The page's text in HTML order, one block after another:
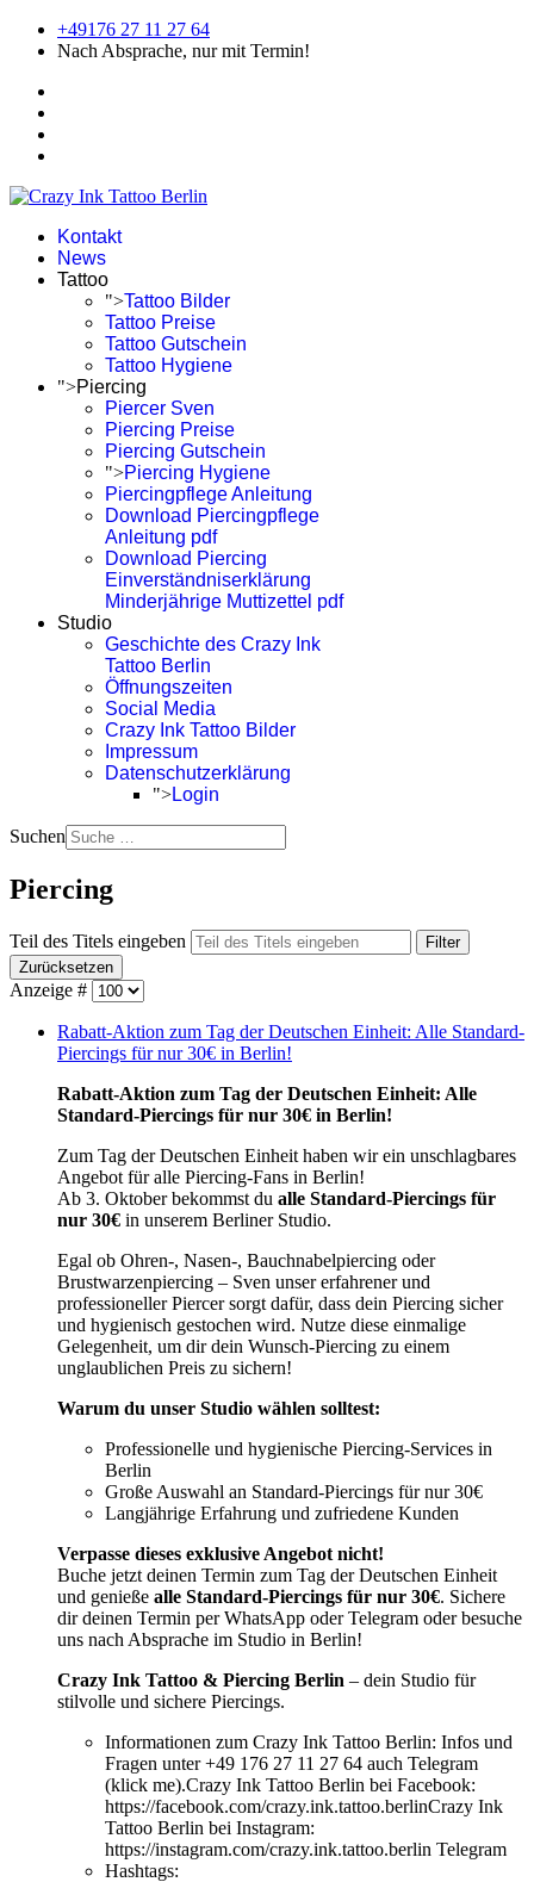
+49176 27 11 27 64
Nach Absprache, nur mit Termin!
Kontakt
News
Tattoo
">Tattoo Bilder
Tattoo Preise
Tattoo Gutschein
Tattoo Hygiene
">Piercing
Piercer Sven
Piercing Preise
Piercing Gutschein
">Piercing Hygiene
Piercingpflege Anleitung
Download Piercingpflege
Anleitung pdf
Download Piercing
Einverständniserklärung
Minderjährige Muttizettel pdf
Studio
Geschichte des Crazy Ink
Tattoo Berlin
Öffnungszeiten
Social Media
Crazy Ink Tattoo Bilder
Impressum
Datenschutzerklärung
">Login
Suchen
Piercing
Teil des Titels eingeben
Filter
Zurücksetzen
Anzeige #
Rabatt-Aktion zum Tag der Deutschen Einheit: Alle Standard-
Piercings für nur 30€ in Berlin!
Rabatt-Aktion zum Tag der Deutschen Einheit: Alle
Standard-Piercings für nur 30€ in Berlin!
Zum Tag der Deutschen Einheit haben wir ein unschlagbares
Angebot für alle Piercing-Fans in Berlin!
Ab 3. Oktober bekommst du alle Standard-Piercings für
nur 30€ in unserem Berliner Studio.
Egal ob Ohren-, Nasen-, Bauchnabelpiercing oder
Brustwarzenpiercing – Sven unser erfahrener und
professioneller Piercer sorgt dafür, dass dein Piercing sicher
und hygienisch gestochen wird. Nutze diese einmalige
Gelegenheit, um dir dein Wunsch-Piercing zu einem
unglaublichen Preis zu sichern!
Warum du unser Studio wählen solltest:
Professionelle und hygienische Piercing-Services in
Berlin
Große Auswahl an Standard-Piercings für nur 30€
Langjährige Erfahrung und zufriedene Kunden
Verpasse dieses exklusive Angebot nicht!
Buche jetzt deinen Termin zum Tag der Deutschen Einheit
und genieße alle Standard-Piercings für nur 30€. Sichere
dir deinen Termin per WhatsApp oder Telegram oder besuche
uns nach Absprache im Studio in Berlin!
Crazy Ink Tattoo & Piercing Berlin – dein Studio für
stilvolle und sichere Piercings.
Informationen zum Crazy Ink Tattoo Berlin: Infos und
Fragen unter +49 176 27 11 27 64 auch Telegram
(klick me).Crazy Ink Tattoo Berlin bei Facebook:
https://facebook.com/crazy.ink.tattoo.berlinCrazy Ink
Tattoo Berlin bei Instagram:
https://instagram.com/crazy.ink.tattoo.berlin Telegram
Hashtags: